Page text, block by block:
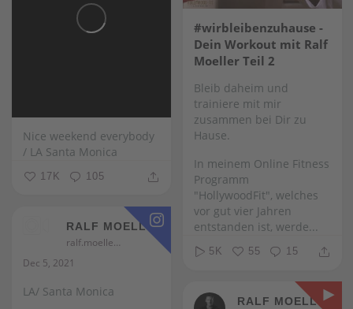
Nice weekend everybody
/ LA Santa Monica
17K 105
#wirbleibenzuhause -
Dein Workout mit Ralf
Moeller Teil 2
Bleib daheim und
trainiere mit mir
zusammen bei Dir zu
Hause.
In meinem Online Fitness
Programm
"HollywoodFit", welches
vor gut vier Jahren
entstanden ist, werde...
5K 55 15
RALF MOELLER
ralf.moeller
Dec 5, 2021
LA/ Santa Monica
RALF MOELLER